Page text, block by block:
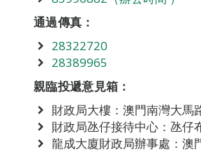
通過傳真：
28322720
28389965
親臨投遞意見箱：
財政局大樓：澳門南灣大
財政局氹仔接待中心：氹仔
龍成大廈財政局辦事處：澳